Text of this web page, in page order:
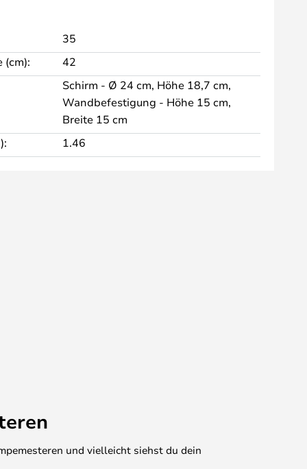
35
(cm):
42
Schirm - Ø 24 cm, Höhe 18,7 cm,
Wandbefestigung - Höhe 15 cm,
Breite 15 cm
1.46
und vielleicht siehst du dein